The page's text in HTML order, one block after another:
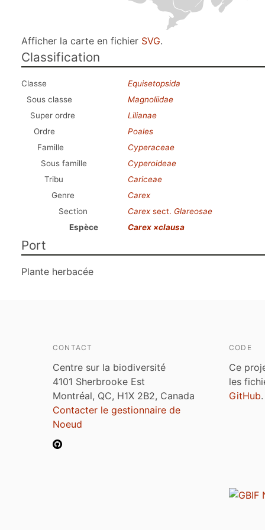
Afficher la carte en fichier SVG.
Classification
Classe
Equisetopsida
Sous classe
Magnoliidae
Super ordre
Lilianae
Ordre
Poales
Famille
Cyperaceae
Sous famille
Cyperoideae
Tribu
Cariceae
Genre
Carex
Section
Carex sect. Glareosae
Espèce
Carex ×clausa
Port
Plante herbacée
CONTACT
Centre sur la biodiversité
4101 Sherbrooke Est
Montréal, QC, H1X 2B2, Canada
Contacter le gestionnaire de
Noeud
CODE
Ce
les
GitHub.